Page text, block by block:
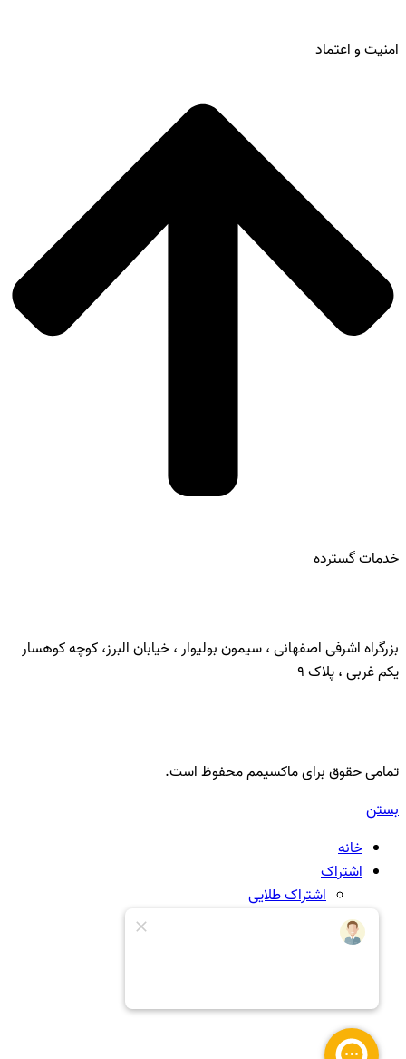
امنیت و اعتماد
خدمات گسترده
بزرگراه اشرفی اصفهانی ، سیمون بولیوار ، خیابان البرز، کوچه کوهسار
یکم غربی ، پلاک 9
تمامی حقوق برای ماکسیمم محفوظ است.
بستن
خانه
اشتراک
اشتراک طلایی
درباره ما
تماس با ما
سبد خرید